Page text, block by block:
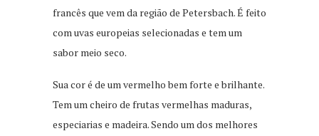
francês que vem da região de Petersbach. É feito
com uvas europeias selecionadas e tem um
sabor meio seco.
Sua cor é de um vermelho bem forte e brilhante.
Tem um cheiro de frutas vermelhas maduras,
especiarias e madeira. Sendo um dos melhores